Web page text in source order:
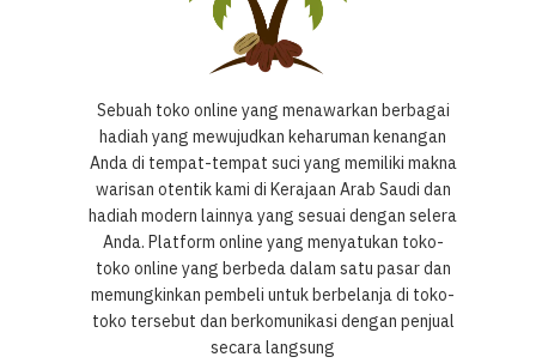
Sebuah toko online yang menawarkan berbagai
hadiah yang mewujudkan keharuman kenangan
Anda di tempat-tempat suci yang memiliki makna
warisan otentik kami di Kerajaan Arab Saudi dan
hadiah modern lainnya yang sesuai dengan selera
Anda. Platform online yang menyatukan toko-
toko online yang berbeda dalam satu pasar dan
memungkinkan pembeli untuk berbelanja di toko-
toko tersebut dan berkomunikasi dengan penjual
secara langsung